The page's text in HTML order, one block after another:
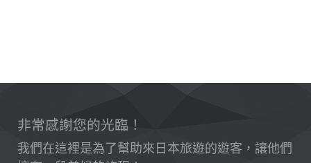
非常感謝您的光臨！
我們在這裡是為了幫助來日本旅遊的遊客，讓他們